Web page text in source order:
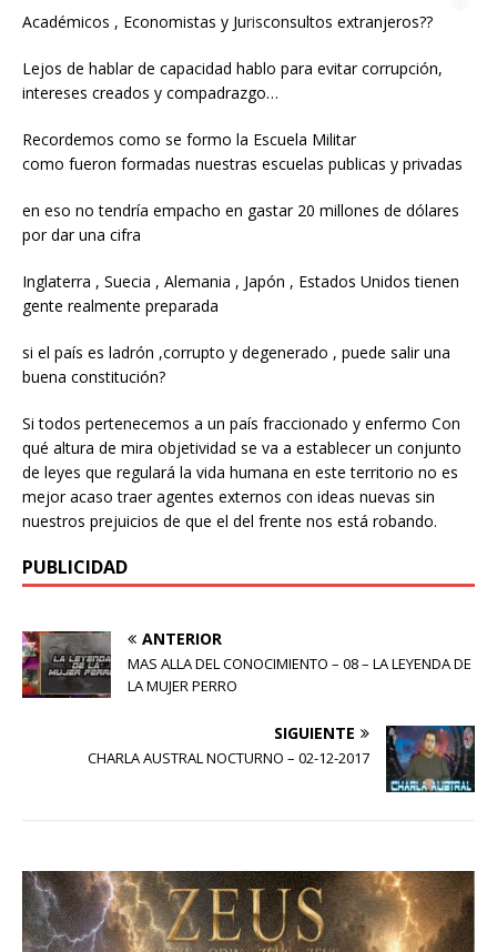
❅
Académicos , Economistas y Jurisconsultos extranjeros??
Lejos de hablar de capacidad hablo para evitar corrupción,
intereses creados y compadrazgo…
Recordemos como se formo la Escuela Militar
como fueron formadas nuestras escuelas publicas y privadas
en eso no tendría empacho en gastar 20 millones de dólares
por dar una cifra
Inglaterra , Suecia , Alemania , Japón , Estados Unidos tienen
gente realmente preparada
si el país es ladrón ,corrupto y degenerado , puede salir una
buena constitución?
Si todos pertenecemos a un país fraccionado y enfermo Con
qué altura de mira objetividad se va a establecer un conjunto
de leyes que regulará la vida humana en este territorio no es
mejor acaso traer agentes externos con ideas nuevas sin
nuestros prejuicios de que el del frente nos está robando.
PUBLICIDAD
ANTERIOR
MAS ALLA DEL CONOCIMIENTO – 08 – LA LEYENDA DE
LA MUJER PERRO
SIGUIENTE
CHARLA AUSTRAL NOCTURNO – 02-12-2017